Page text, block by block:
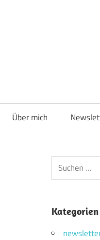
Über mich
Suchen
nach:
Kategorien